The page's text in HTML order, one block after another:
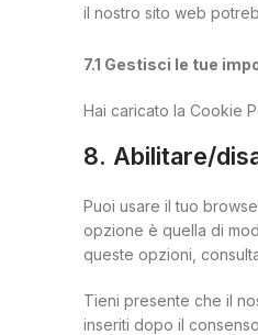
il nostro sito web
7.1 Gestisci le tue
Hai caricato la Cookie
8. Abilitare/
Puoi usare il tuo
opzione è quella di
queste opzioni,
Tieni presente che il
inseriti dopo il